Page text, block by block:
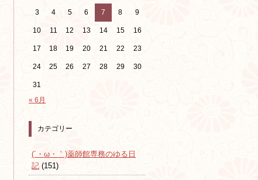
3 4 5 6 7 8 9
10 11 12 13 14 15 16
17 18 19 20 21 22 23
24 25 26 27 28 29 30
31
« 6月
カテゴリー
(´・ω・｀)薬師館専務のゆる日
記 (151)